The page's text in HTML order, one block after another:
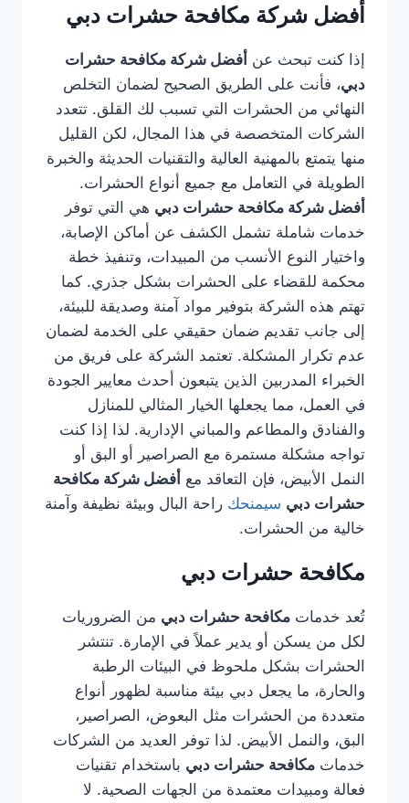
أفضل شركة مكافحة حشرات دبي
إذا كنت تبحث عن أفضل شركة مكافحة حشرات
دبي، فأنت على الطريق الصحيح لضمان التخلص
النهائي من الحشرات التي تسبب لك القلق. تتعدد
الشركات المتخصصة في هذا المجال، لكن القليل
منها يتمتع بالمهنية العالية والتقنيات الحديثة والخبرة
الطويلة في التعامل مع جميع أنواع الحشرات.
أفضل شركة مكافحة حشرات دبي هي التي توفر
خدمات شاملة تشمل الكشف عن أماكن الإصابة،
واختيار النوع الأنسب من المبيدات، وتنفيذ خطة
محكمة للقضاء على الحشرات بشكل جذري. كما
تهتم هذه الشركة بتوفير مواد آمنة وصديقة للبيئة،
إلى جانب تقديم ضمان حقيقي على الخدمة لضمان
عدم تكرار المشكلة. تعتمد الشركة على فريق من
الخبراء المدربين الذين يتبعون أحدث معايير الجودة
في العمل، مما يجعلها الخيار المثالي للمنازل
والفنادق والمطاعم والمباني الإدارية. لذا إذا كنت
تواجه مشكلة مستمرة مع الصراصير أو البق أو
النمل الأبيض، فإن التعاقد مع أفضل شركة مكافحة
حشرات دبي سيمنحك راحة البال وبيئة نظيفة وآمنة
خالية من الحشرات.
مكافحة حشرات دبي
تُعد خدمات مكافحة حشرات دبي من الضروريات
لكل من يسكن أو يدير عملاً في الإمارة. تنتشر
الحشرات بشكل ملحوظ في البيئات الرطبة
والحارة، ما يجعل دبي بيئة مناسبة لظهور أنواع
متعددة من الحشرات مثل البعوض، الصراصير،
البق، والنمل الأبيض. لذا توفر العديد من الشركات
خدمات مكافحة حشرات دبي باستخدام تقنيات
فعالة ومبيدات معتمدة من الجهات الصحية. لا